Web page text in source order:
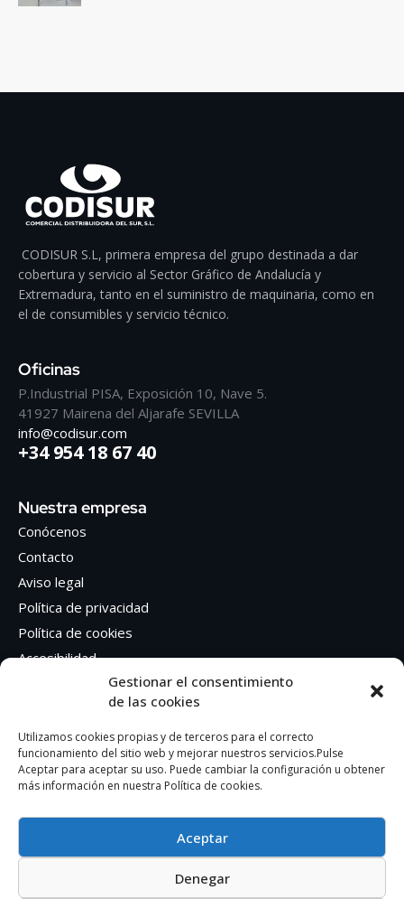
Gestionar el consentimiento
de las cookies
Utilizamos cookies propias y de terceros para el correcto
funcionamiento del sitio web y mejorar nuestros servicios.Pulse
Aceptar para aceptar su uso. Puede cambiar la configuración u obtener
más información en nuestra Política de cookies.
Aceptar
Denegar
CODISUR S.L, primera empresa del grupo destinada a dar
cobertura y servicio al Sector Gráfico de Andalucía y
Extremadura, tanto en el suministro de maquinaria, como en
el de consumibles y servicio técnico.
Oficinas
P.Industrial PISA, Exposición 10, Nave 5.
41927 Mairena del Aljarafe SEVILLA
info@codisur.com
+34 954 18 67 40
Nuestra empresa
Conócenos
Contacto
Aviso legal
Política de privacidad
Política de cookies
Accesibilidad
Síguenos en Redes sociales
Facebook
Instagram